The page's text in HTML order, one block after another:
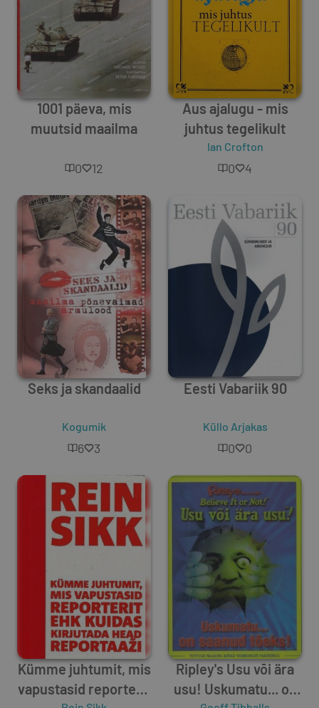
1001 päeva, mis
muutsid maailma
0 12
Aus ajalugu - mis
juhtus tegelikult
Ian Crofton
0 4
Seks ja skandaalid
Kogumik
6 3
Eesti Vabariik 90
Küllo Arjakas
0 0
Kümme juhtumit, mis
vapustasid reporterit
Ripley's Usu või ära
usu! Uskumatu... on